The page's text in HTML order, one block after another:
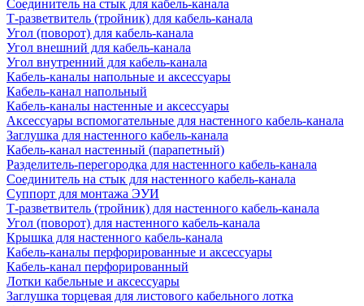
Соединитель на стык для кабель-канала
Т-разветвитель (тройник) для кабель-канала
Угол (поворот) для кабель-канала
Угол внешний для кабель-канала
Угол внутренний для кабель-канала
Кабель-каналы напольные и аксессуары
Кабель-канал напольный
Кабель-каналы настенные и аксессуары
Аксессуары вспомогательные для настенного кабель-канала
Заглушка для настенного кабель-канала
Кабель-канал настенный (парапетный)
Разделитель-перегородка для настенного кабель-канала
Соединитель на стык для настенного кабель-канала
Суппорт для монтажа ЭУИ
Т-разветвитель (тройник) для настенного кабель-канала
Угол (поворот) для настенного кабель-канала
Крышка для настенного кабель-канала
Кабель-каналы перфорированные и аксессуары
Кабель-канал перфорированный
Лотки кабельные и аксессуары
Заглушка торцевая для листового кабельного лотка